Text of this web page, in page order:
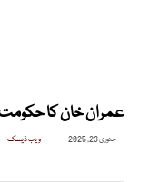
عمران خان کا
جنوری 23, 2025 ویب ڈیسک